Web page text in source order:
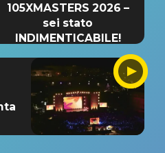
105XMASTERS 2026 –
sei stato
INDIMENTICABILE!